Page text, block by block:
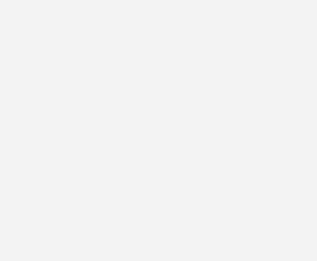
des Projekts VW AG Emden, Winterfall.
Wärmebilanz war der Betrieb
2-Schichtenbetrieb.
Anlagentypen ermöglichte es, das
Erdwärmesonden / Energiepfähle im
Speicherzyklen der Eis- und